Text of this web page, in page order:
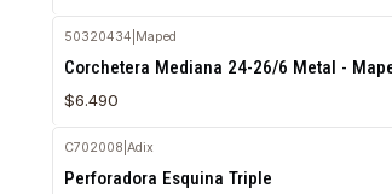
50320434 Maped
Corchetera Mediana 24-26/6 Metal -
$6.490
C702008 Adix
Perforadora Esquina Triple